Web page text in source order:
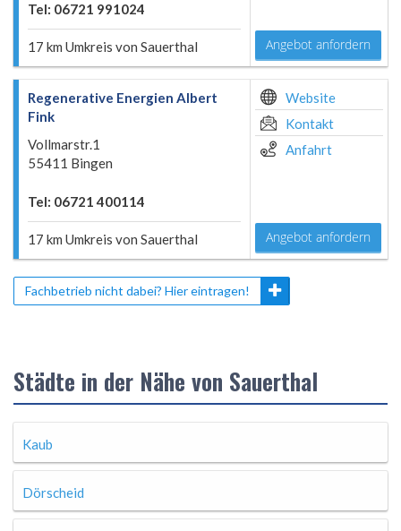
Tel: 06721 991024
17 km Umkreis von Sauerthal Angebot anfordern
Regenerative Energien Albert
Fink
Vollmarstr.1
55411 Bingen
Tel: 06721 400114
17 km Umkreis von Sauerthal
Website
Kontakt
Anfahrt
Angebot anfordern
Fachbetrieb nicht dabei? Hier eintragen!
Städte in der Nähe von Sauerthal
Kaub
Dörscheid